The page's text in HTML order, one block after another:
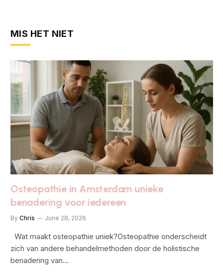
MIS HET NIET
Osteopathie in Amsterdam unieke
benadering voor iedereen
By Chris June 28, 2026
Wat maakt osteopathie uniek?Osteopathie onderscheidt
zich van andere behandelmethoden door de holistische
benadering van…